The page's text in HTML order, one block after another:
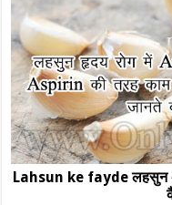
Lahsun ke fayde लहसुन